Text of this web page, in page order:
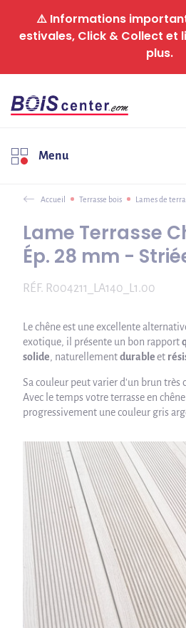
⚠️ Informations
estivales, Click & Collect et
plus.
Menu
Accueil Terrasse bois Lames de
Lame Terrasse
Ép. 28 mm -
RÉF. R004211_LA140_L1.00
Le chêne est une excellente
exotique, il présente un bon rapport
solide , naturellementdurableet
Sa couleur peut varier d'un brun très
Avec le temps votre terrasse en
progressivement une couleur gris